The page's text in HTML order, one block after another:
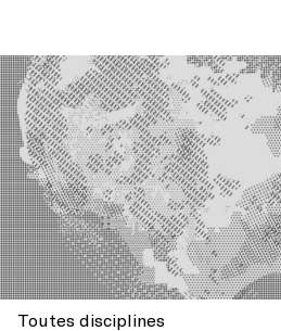
Toutes disciplines